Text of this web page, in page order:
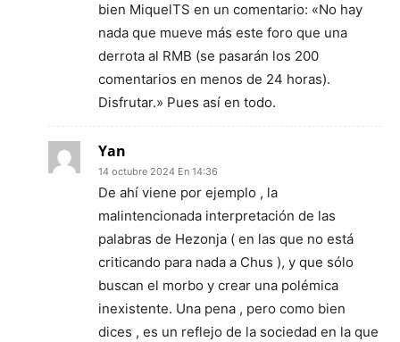
bien MiquelTS en un comentario: «No hay
nada que mueve más este foro que una
derrota al RMB (se pasarán los 200
comentarios en menos de 24 horas).
Disfrutar.» Pues así en todo.
Yan
14 octubre 2024 En 14:36
De ahí viene por ejemplo , la
malintencionada interpretación de las
palabras de Hezonja ( en las que no está
criticando para nada a Chus ), y que sólo
buscan el morbo y crear una polémica
inexistente. Una pena , pero como bien
dices , es un reflejo de la sociedad en la que